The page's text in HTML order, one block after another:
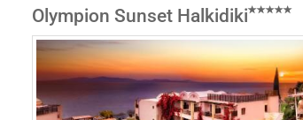
Olympion Sunset Halkidiki